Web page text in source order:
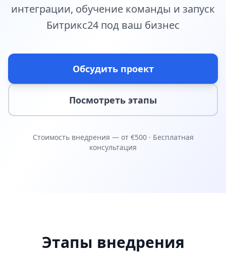
интеграции, обучение команды и запуск
Битрикс24 под ваш бизнес
Обсудить проект
Посмотреть этапы
Стоимость внедрения — от €500 · Бесплатная
консультация
Этапы внедрения